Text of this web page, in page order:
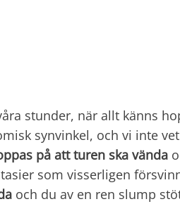
stunder, när allt känns
synvinkel, och vi inte
på att turen ska vända
som visserligen
och du av en ren slump